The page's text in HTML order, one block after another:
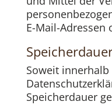
E-Mail-Adressen
Soweit innerhalb
Speicherdauer